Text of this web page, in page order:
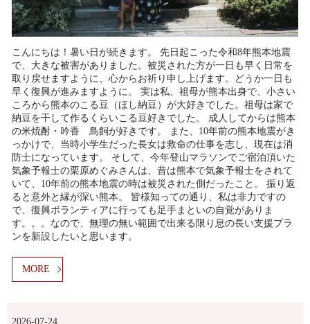
こんにちは！暑い日が続きます。 先日起こった令和8年熊本地震
で、大きな被害がありました。被災された方が一日も早く日常を
取り戻せますように、心からお祈り申し上げます。どうか一日も
早く復興が進みますように。 実は私、祖母が熊本出身で、小さい
ころから熊本のこる豆（ほし納豆）が大好きでした。祖母は家で
納豆を干して作るくらいこる豆好きでした。 成人してからは熊本
の米焼酎・吟香 鳥飼が好きです。 また、10年前の熊本地震がき
っかけで、当時小学生だった長女は救命の仕事を志し、現在は消
防士になっています。 そして、今年登山マラソンでご宿泊頂いた
気象予報士の栗原めぐみさんは、昔は熊本で気象予報士をされて
いて、10年前の熊本地震の時は被災された側だったこと。 振り返
ると意外と縁が深い熊本。 皆様知っての通り、私は非力ですの
で、復興ボランティアに行っても足手まといの自覚がありま
す。。。なので、無理の無い範囲で出来る限り息の長い支援プラ
ンを新設したいと思います。
MORE
2026-07-24